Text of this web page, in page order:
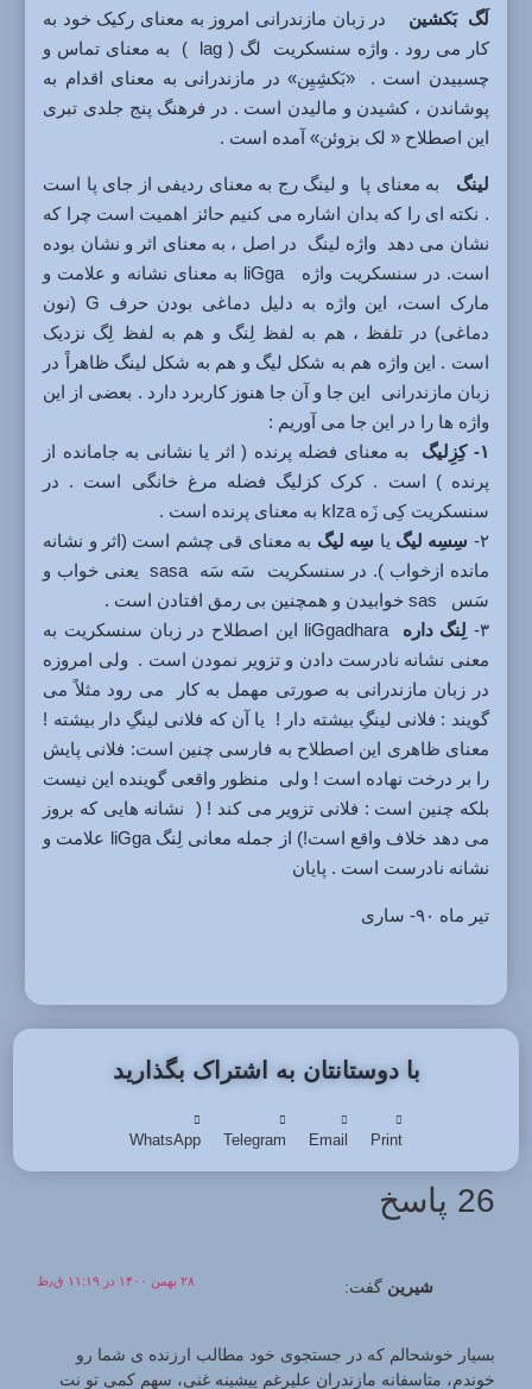
لَگ بَکشین
در زبان مازندرانی امروز به معنای رکیک خود به
کار می رود . واژه سنسکریت لگ ( lag ) به معنای تماس و
چسبیدن است . «بَکشِیِن» در مازندرانی به معنای اقدام به
پوشاندن ، کشیدن و مالیدن است . در فرهنگ پنج جلدی تبری
این اصطلاح « لک بزوئن» آمده است .
لینگ به معنای پا و لینگ رج به معنای ردیفی از جای پا است
. نکته ای را که بدان اشاره می کنیم حائز اهمیت است چرا که
نشان می دهد واژه لینگ در اصل ، به معنای اثر و نشان بوده
است. در سنسکریت واژه liGga به معنای نشانه و علامت و
مارک است، این واژه به دلیل دماغی بودن حرف G (نون
دماغی) در تلفظ ، هم به لفظ لِنگ و هم به لفظ لِگ نزدیک
است . این واژه هم به شکل لیگ و هم به شکل لینگ ظاهراً در
زبان مازندرانی این جا و آن جا هنوز کاربرد دارد . بعضی از این
واژه ها را در این جا می آوریم :
۱- کِزِلیگ
به معنای فضله پرنده ( اثر یا نشانی به جامانده از
پرنده ) است . کرک کزلیگ فضله مرغ خانگی است . در
سنسکریت کِی زَه kIza به معنای پرنده است .
۲-
سِسِه لیگ یا سِه لیگ به معنای قی چشم است (اثر و نشانه
مانده ازخواب ). در سنسکریت سَه سَه sasa یعنی خواب و
سَس sas خوابیدن و همچنین بی رمق افتادن است .
۳-
لِنگ داره
liGgadhara این اصطلاح در زبان سنسکریت به
معنی نشانه نادرست دادن و تزویر نمودن است . ولی امروزه
در زبان مازندرانی به صورتی مهمل به کار می رود مثلاً می
گویند : فلانی لینگِ بیشته دار ! یا آن که فلانی لینگِ دار بیشته !
معنای ظاهری این اصطلاح به فارسی چنین است: فلانی پایش
را بر درخت نهاده است ! ولی منظور واقعی گوینده این نیست
بلکه چنین است : فلانی تزویر می کند ! ( نشانه هایی که بروز
می دهد خلاف واقع است!) از جمله معانی لِنگ liGga علامت و
نشانه نادرست است . پایان
تیر ماه ۹۰- ساری
با دوستانتان به اشتراک بگذارید
Print
Email
Telegram
WhatsApp
26 پاسخ
شیرین گفت: ۲۸ بهمن ۱۴۰۰ در ۱۱:۱۹ ق٫ظ
بسیار خوشحالم که در جستجوی خود مطالب ارزنده ی شما رو
خوندم، متاسفانه مازندران علیرغم پیشینه غنی، سهم کمی تو نت